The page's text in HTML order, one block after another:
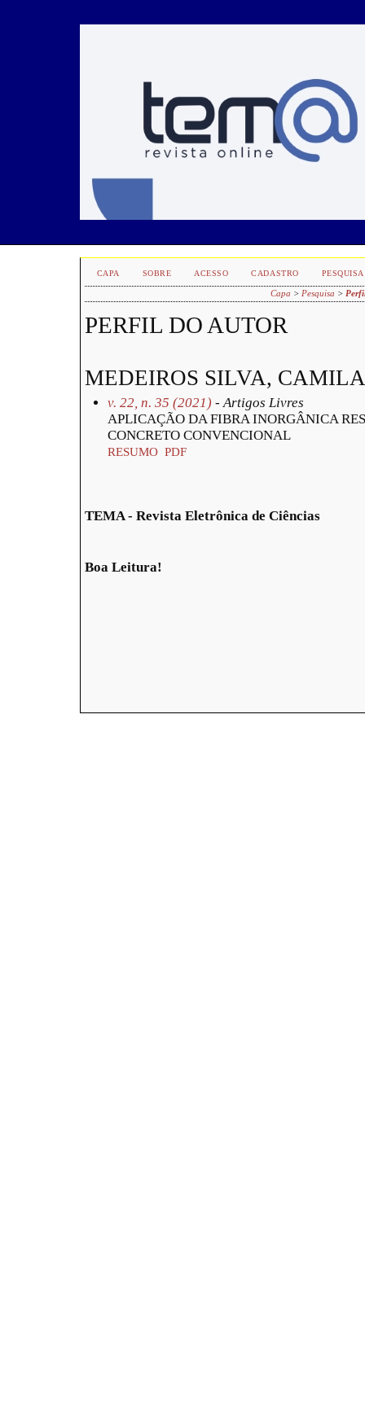
CAPA SOBRE ACESSO CADASTRO PESQUISA
Capa > Pesquisa >
PERFIL DO AUTOR
MEDEIROS SILVA,
v. 22, n. 35 (2021) - Artigos Livres
APLICAÇÃO DA FIBRA INORGÂNICA
CONCRETO CONVENCIONAL
RESUMO PDF
TEMA - Revista Eletrônica de Ciências
Boa Leitura!